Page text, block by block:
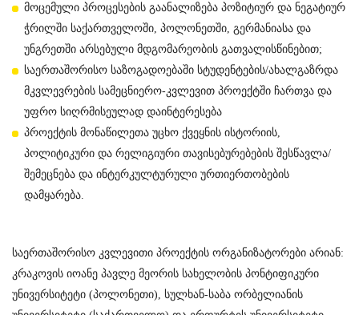
მოცემული პროცესების გაანალიზება პოზიტიურ და ნეგატიურ
ჭრილში საქართველოში, პოლონეთში, გერმანიასა და
უნგრეთში არსებული მდგომარეობის გათვალისწინებით;
საერთაშორისო საზოგადოებაში სტუდენტების/ახალგაზრდა
მკვლევრების სამეცნიერო-კვლევით პროექტში ჩართვა და
უფრო სიღრმისეულად დაინტერესება
პროექტის მონაწილეთა უცხო ქვეყნის ისტორიის,
პოლიტიკური და რელიგიური თავისებურებების შესწავლა/
შემეცნება და ინტერკულტურული ურთიერთობების
დამყარება.
საერთაშორისო კვლევითი პროექტის ორგანიზატორები არიან:
კრაკოვის იოანე პავლე მეორის სახელობის პონტიფიკური
უნივერსიტეტი (პოლონეთი), სულხან-საბა ორბელიანის